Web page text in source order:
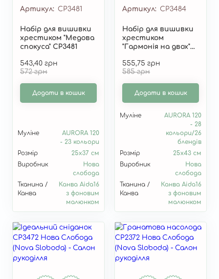
Артикул СР3481
Набір для вишивки
хрестиком "Медова
спокуса" СР3481
543,40 грн
572 грн
Додати в кошик
Муліне
AURORA 120
- 23 кольори
Розмір
25х37 см
Виробник
Нова
слобода
Тканина /
Канва
Канва Aida16
з фоновим
малюнком
Артикул СР3484
Набір для вишивки
хрестиком
"Гармонія на двох"
555,75 грн
585 грн
Додати в кошик
Муліне
AURORA 120
- 28
кольори/26
блендів
Розмір
25х43 см
Виробник
Нова
слобода
Тканина /
Канва
Канва Aida16
з фоновим
малюнком